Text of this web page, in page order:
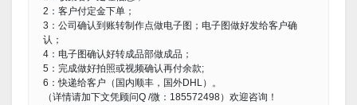
2：客户付定金下单；
3：公司确认到账转制作点做电子图；电子图做好发给客户确
认；
4：电子图确认好转成品部做成品；
5：完成做好拍照或视频确认再付余款;
6：快递给客户（国内顺丰，国外DHL）。
（详情请加下文凭顾问Q /微：185572498）欢迎咨询！